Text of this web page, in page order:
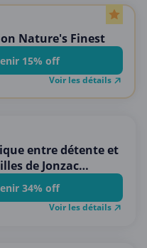
Nature's Finest
15% off
Voir les détails
entre détente et
de Jonzac
remise)
34% off
Voir les détails